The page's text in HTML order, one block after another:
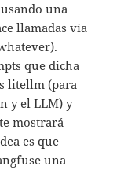
una
llamadas vía
que dicha
litellm (para
y el LLM) y
mostrará
es que
una